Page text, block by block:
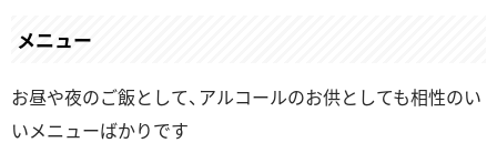
メニュー
お昼や夜のご飯として、アルコールのお供としても相性のい
いメニューばかりです